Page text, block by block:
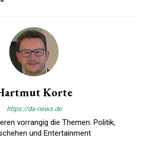
Korte
https://da-news.de
vorrangig die Themen: Politik,
und Entertainment